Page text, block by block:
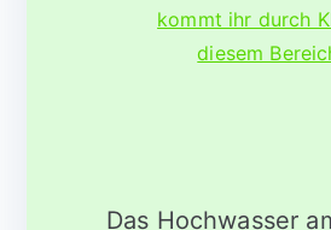
kommt ihr durch
diesem
Das Hochwasser